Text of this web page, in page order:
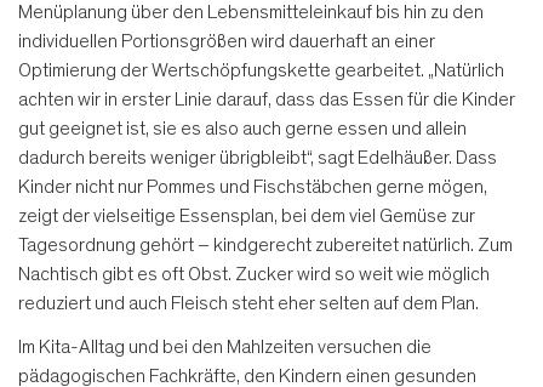
Menüplanung über den Lebensmitteleinkauf bis hin zu den
individuellen Portionsgrößen wird dauerhaft an einer
Optimierung der Wertschöpfungskette gearbeitet. „Natürlich
achten wir in erster Linie darauf, dass das Essen für die Kinder
gut geeignet ist, sie es also auch gerne essen und allein
dadurch bereits weniger übrigbleibt“, sagt Edelhäußer. Dass
Kinder nicht nur Pommes und Fischstäbchen gerne mögen,
zeigt der vielseitige Essensplan, bei dem viel Gemüse zur
Tagesordnung gehört – kindgerecht zubereitet natürlich. Zum
Nachtisch gibt es oft Obst. Zucker wird so weit wie möglich
reduziert und auch Fleisch steht eher selten auf dem Plan.
Im Kita-Alltag und bei den Mahlzeiten versuchen die
pädagogischen Fachkräfte, den Kindern einen gesunden